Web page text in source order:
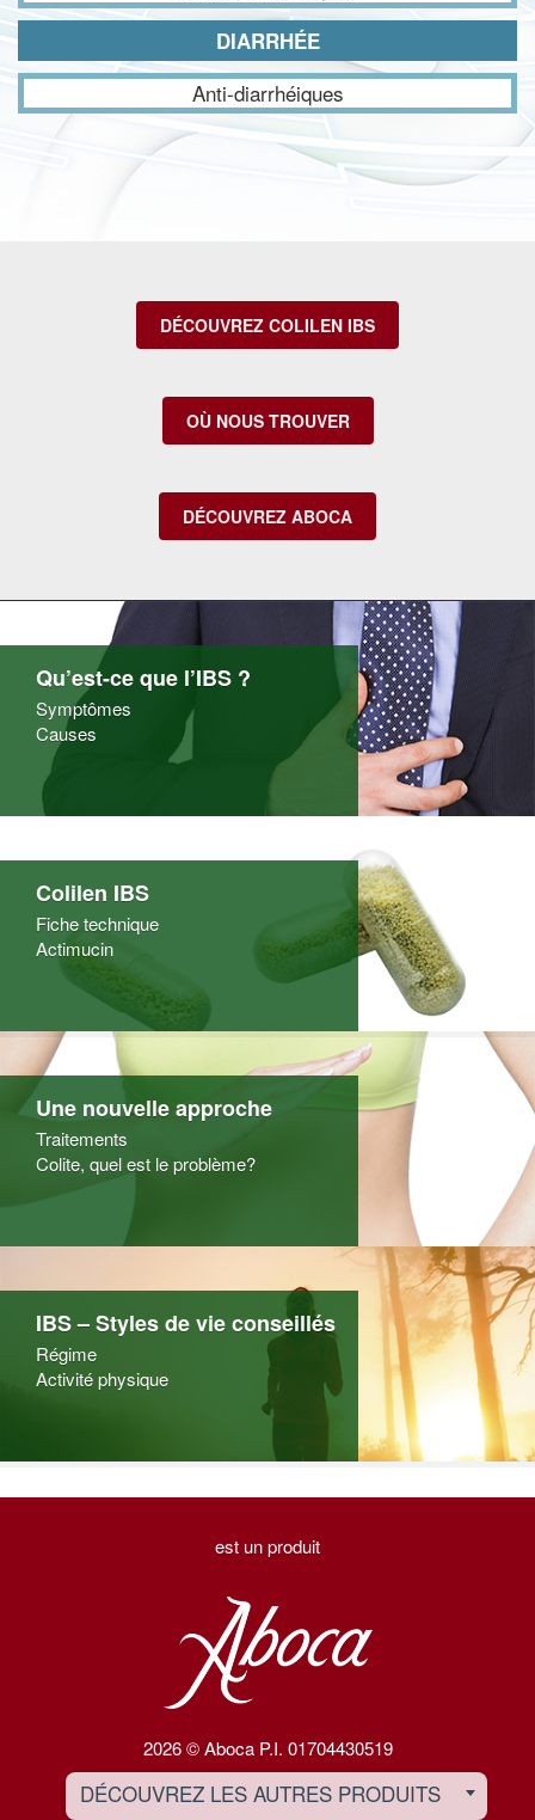
DIARRHÉE
Anti-diarrhéiques
DÉCOUVREZ COLILEN IBS
OÙ NOUS TROUVER
DÉCOUVREZ ABOCA
Qu’est-ce que l’IBS ?
Symptômes
Causes
Colilen IBS
Fiche technique
Actimucin
Une nouvelle approche
Traitements
Colite, quel est le problème?
IBS – Styles de vie conseillés
Régime
Activité physique
est un produit
2026 © Aboca P.I. 01704430519
DÉCOUVREZ LES AUTRES PRODUITS Toggle Dropdown